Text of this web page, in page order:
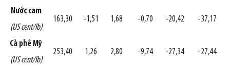
Nước cam
(US cent/lb)
163,30 -1,51 1,68 -0,70 -20,42 -37,17
Cà phê Mỹ
(US cent/lb)
253,40 1,26 2,80 -9,74 -27,34 -27,44